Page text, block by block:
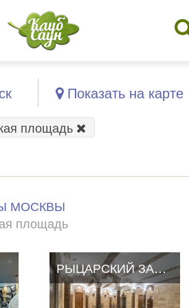
Показать на карте
площадь
МОСКВЫ
площадь
РЫЦАРСКИЙ ЗАМОК